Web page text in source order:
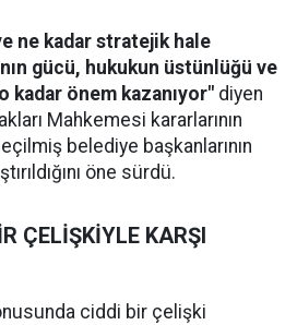
ne kadar stratejik hale
gücü, hukukun üstünlüğü ve
önem kazanıyor" diyen
Mahkemesi kararlarının
belediye başkanlarının
öne sürdü.
ÇELİŞKİYLE KARŞI
ciddi bir çelişki